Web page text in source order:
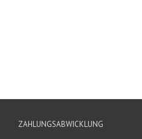
ZAHLUNGSABWICKLUNG